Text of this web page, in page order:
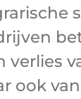
verlies
ook